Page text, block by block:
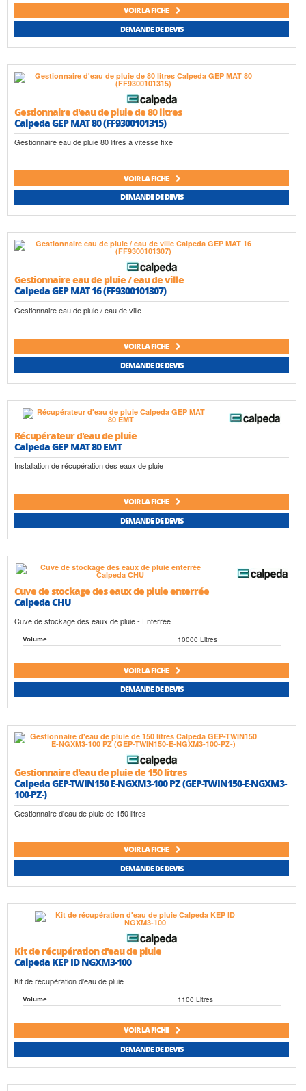
VOIR LA FICHE
DEMANDE DE DEVIS
Gestionnaire d'eau de pluie de 80 litres
Calpeda GEP MAT 80 (FF9300101315)
Gestionnaire eau de pluie 80 litres à vitesse fixe
VOIR LA FICHE
DEMANDE DE DEVIS
Gestionnaire eau de pluie / eau de ville
Calpeda GEP MAT 16 (FF9300101307)
Gestionnaire eau de pluie / eau de ville
VOIR LA FICHE
DEMANDE DE DEVIS
Récupérateur d'eau de pluie
Calpeda GEP MAT 80 EMT
Installation de récupération des eaux de pluie
VOIR LA FICHE
DEMANDE DE DEVIS
Cuve de stockage des eaux de pluie enterrée
Calpeda CHU
Cuve de stockage des eaux de pluie - Enterrée
Volume 10000 Litres
VOIR LA FICHE
DEMANDE DE DEVIS
Gestionnaire d'eau de pluie de 150 litres
Calpeda GEP-TWIN150 E-NGXM3-100 PZ (GEP-TWIN150-E-NGXM3-
100-PZ-)
Gestionnaire d'eau de pluie de 150 litres
VOIR LA FICHE
DEMANDE DE DEVIS
Kit de récupération d'eau de pluie
Calpeda KEP ID NGXM3-100
Kit de récupération d'eau de pluie
Volume 1100 Litres
VOIR LA FICHE
DEMANDE DE DEVIS